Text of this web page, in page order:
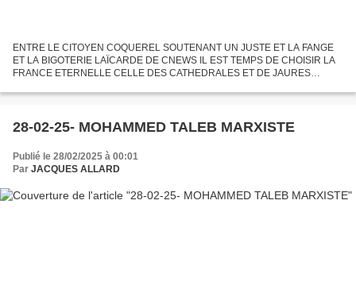
ENTRE LE CITOYEN COQUEREL SOUTENANT UN JUSTE ET LA FANGE
ET LA BIGOTERIE LAÏCARDE DE CNEWS IL EST TEMPS DE CHOISIR LA
FRANCE ETERNELLE CELLE DES CATHEDRALES ET DE JAURES
CNews parce...
28-02-25- MOHAMMED TALEB MARXISTE
Publié le 28/02/2025 à 00:01
Par JACQUES ALLARD